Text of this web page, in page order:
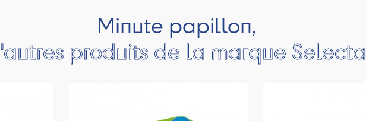
Minute papillon,
produits de la marque Selecta